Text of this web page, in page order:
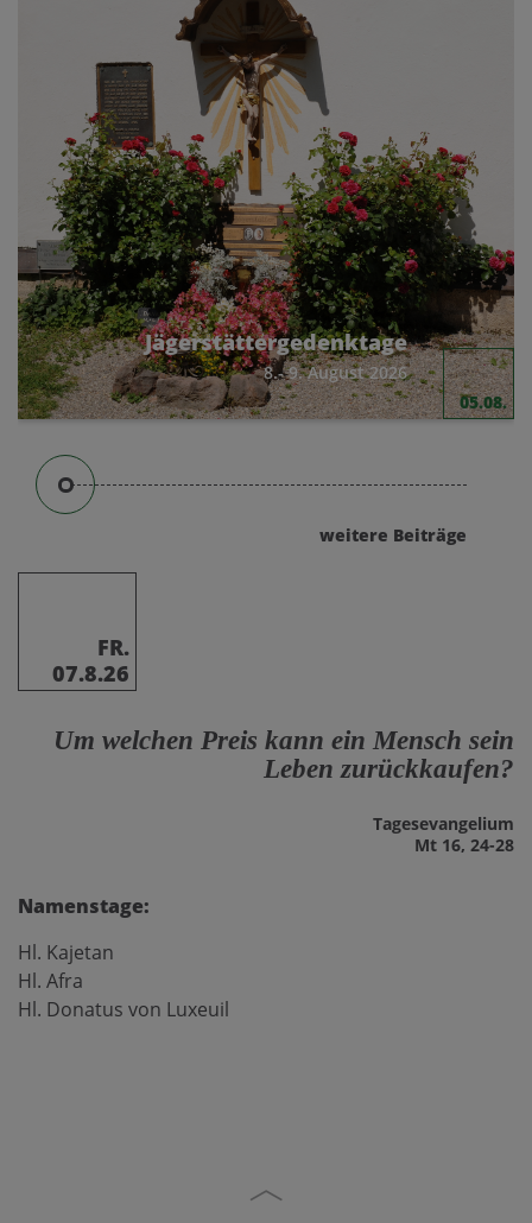
Jägerstättergedenktage
8.- 9. August 2026
Herzliche Einladung zur Mitfeier!
05.08.
weitere Beiträge
FR.
07.8.26
Um welchen Preis kann ein Mensch sein
Leben zurückkaufen?
Tages­evangelium
Mt 16, 24-28
Namenstage:
Hl. Kajetan
Hl. Afra
Hl. Donatus von Luxeuil